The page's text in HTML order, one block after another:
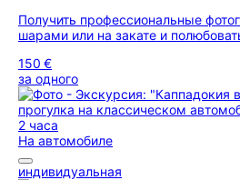
Получить профессиональные
шарами или на закате и
150 €
за одного
2 часа
На автомобиле
индивидуальная